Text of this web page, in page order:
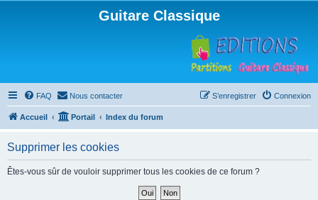
Guitare Classique
FAQ Nous contacter Connexion
S’enregistrer
Accueil Portail Index du forum
Supprimer les cookies
Êtes-vous sûr de vouloir supprimer tous les cookies de ce forum ?